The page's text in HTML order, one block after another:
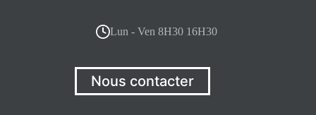
Lun - Ven 8H30 16H30
Nous contacter